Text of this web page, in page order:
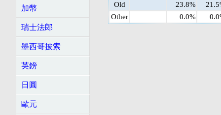
加幣
瑞士法郎
墨西哥披索
英鎊
日圓
歐元
Old
23.8%
Other
0.0%